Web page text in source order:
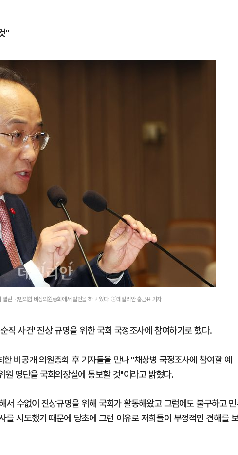
"
린 국민의힘 비상의원총회에서 발언을 하고 있다. ⓒ데일리안 홍금표 기자
직 사건' 진상 규명을 위한 국회 국정조사에 참여하기로 했다.
비공개 의원총회 후 기자들을 만나 "채상병 국정조사에 참여할 예
명단을 국회의장실에 통보할 것"이라고 밝혔다.
서 수없이 진상규명을 위해 국회가 활동해왔고 그럼에도 불구하고
를 시도했기 때문에 당초에 그런 이유로 저희들이 부정적인 견해를